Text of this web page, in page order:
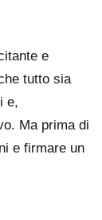
e
tutto sia
e,
Ma prima di
e firmare un